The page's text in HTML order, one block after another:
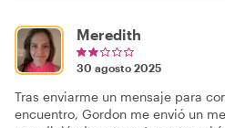
Meredith
30 agosto 2025
Tras enviarme un mensaje para
encuentro, Gordon me envió un